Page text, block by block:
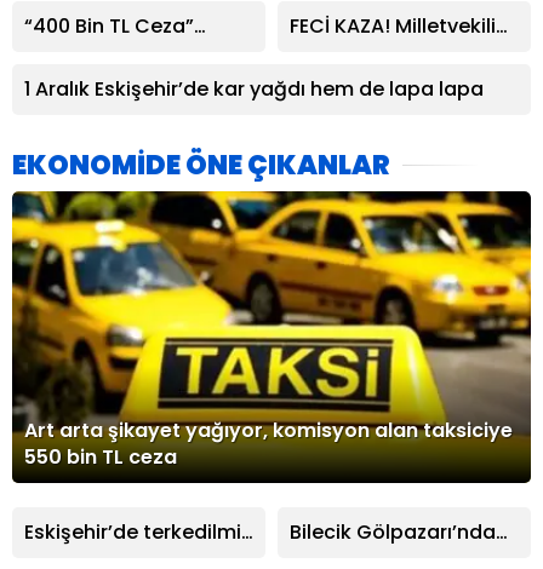
Çetesi!
Yoluna Park Etti!
“400 Bin TL Ceza”
Kurye Çetin Can
FECİ KAZA! Milletvekili
yaralandı, 1 kişi
hayatını kaybetti
1 Aralık Eskişehir’de kar yağdı hem de lapa lapa
EKONOMİDE ÖNE ÇIKANLAR
Art arta şikayet yağıyor, komisyon alan taksiciye
550 bin TL ceza
Eskişehir’de terkedilmiş
Bilecik Gölpazarı’nda